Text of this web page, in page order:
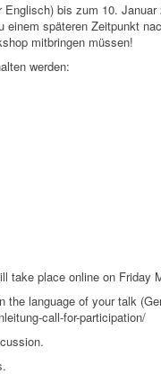
bis zum 10.
späteren Zeitpunkt
mitbringen müssen!
werden:
take place online on Friday
language of your talk
call-for-participation/